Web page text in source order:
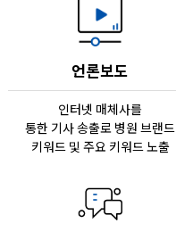
언론보도
인터넷 매체사를
통한 기사 송출로 병원 브랜드
키워드 및 주요 키워드 노출